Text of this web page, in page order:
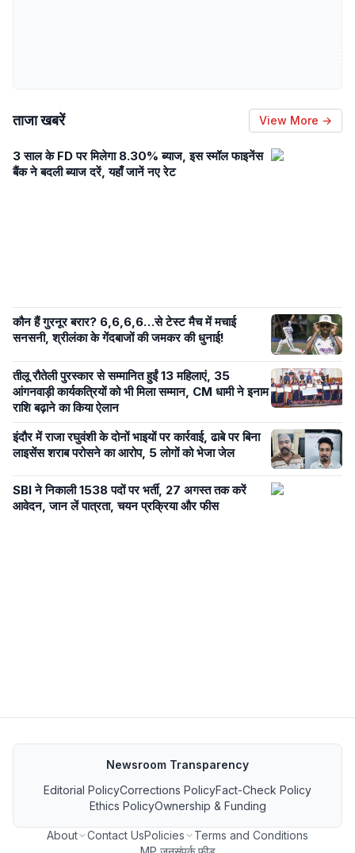
ताजा खबरें View More →
3 साल के FD पर मिलेगा 8.30% ब्याज, इस स्मॉल फाइनेंस
बैंक ने बदली ब्याज दरें, यहाँ जानें नए रेट
कौन हैं गुरनूर बरार? 6,6,6,6…से टेस्ट मैच में मचाई
सनसनी, श्रीलंका के गेंदबाजों की जमकर की धुनाई!
तीलू रौतेली पुरस्कार से सम्मानित हुईं 13 महिलाएं, 35
आंगनवाड़ी कार्यकत्रियों को भी मिला सम्मान, CM धामी ने इनाम
राशि बढ़ाने का किया ऐलान
इंदौर में राजा रघुवंशी के दोनों भाइयों पर कार्रवाई, ढाबे पर बिना
लाइसेंस शराब परोसने का आरोप, 5 लोगों को भेजा जेल
SBI ने निकाली 1538 पदों पर भर्ती, 27 अगस्त तक करें
आवेदन, जान लें पात्रता, चयन प्रक्रिया और फीस
Newsroom Transparency
Editorial PolicyCorrections PolicyFact-Check Policy
Ethics PolicyOwnership & Funding
About Contact UsPolicies
Terms and Conditions